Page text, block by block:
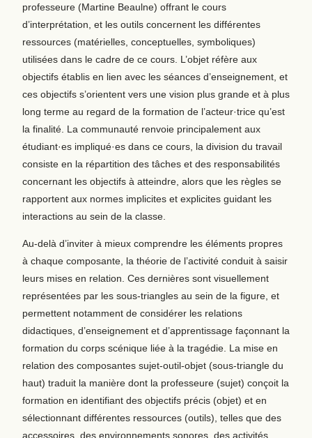
professeure (Martine Beaulne) offrant le cours
d’interprétation, et les outils concernent les différentes
ressources (matérielles, conceptuelles, symboliques)
utilisées dans le cadre de ce cours. L’objet réfère aux
objectifs établis en lien avec les séances d’enseignement, et
ces objectifs s’orientent vers une vision plus grande et à plus
long terme au regard de la formation de l’acteur·trice qu’est
la finalité. La communauté renvoie principalement aux
étudiant·es impliqué·es dans ce cours, la division du travail
consiste en la répartition des tâches et des responsabilités
concernant les objectifs à atteindre, alors que les règles se
rapportent aux normes implicites et explicites guidant les
interactions au sein de la classe.
Au-delà d’inviter à mieux comprendre les éléments propres
à chaque composante, la théorie de l’activité conduit à saisir
leurs mises en relation. Ces dernières sont visuellement
représentées par les sous-triangles au sein de la figure, et
permettent notamment de considérer les relations
didactiques, d’enseignement et d’apprentissage façonnant la
formation du corps scénique liée à la tragédie. La mise en
relation des composantes sujet-outil-objet (sous-triangle du
haut) traduit la manière dont la professeure (sujet) conçoit la
formation en identifiant des objectifs précis (objet) et en
sélectionnant différentes ressources (outils), telles que des
accessoires, des environnements sonores, des activités